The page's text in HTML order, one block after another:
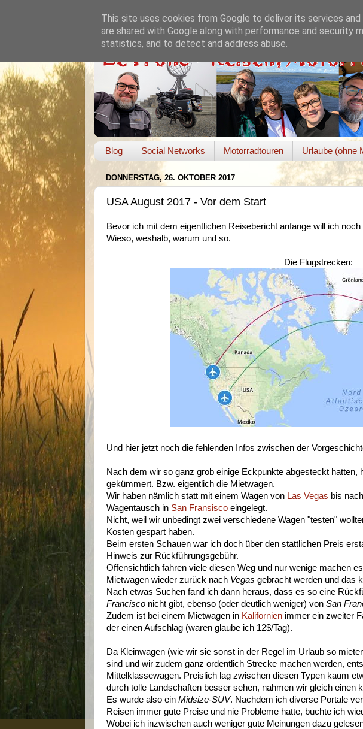
Blog Social Networks Motorradtouren Urlaube (ohne
DONNERSTAG, 26. OKTOBER 2017
USA August 2017 - Vor dem Start
Bevor ich mit dem eigentlichen Reisebericht anfange will ich
Wieso, weshalb, warum und so.
Die Flugstrecken:
Und hier jetzt noch die fehlenden Infos zwischen der
Nach dem wir so ganz grob einige Eckpunkte abgesteckt hatten,
gekümmert. Bzw. eigentlich die Mietwagen.
Wir haben nämlich statt mit einem Wagen von Las Vegas bis nach
Wagentausch in San Fransisco eingelegt.
Nicht, weil wir unbedingt zwei verschiedene Wagen "testen"
Kosten gespart haben.
Beim ersten Schauen war ich doch über den stattlichen Preis
Hinweis zur Rückführungsgebühr.
Offensichtlich fahren viele diesen Weg und nur wenige machen
Mietwagen wieder zurück nach Vegas gebracht werden und das
Nach etwas Suchen fand ich dann heraus, dass es so eine
Francisco nicht gibt, ebenso (oder deutlich weniger) von San
Zudem ist bei einem Mietwagen in Kalifornien immer ein zweiter
der einen Aufschlag (waren glaube ich 12$/Tag).
Da Kleinwagen (wie wir sie sonst in der Regel im Urlaub so
sind und wir zudem ganz ordentlich Strecke machen werden,
Mittelklassewagen. Preislich lag zwischen diesen Typen kaum
durch tolle Landschaften besser sehen, nahmen wir gleich einen
Es wurde also ein Midsize-SUV. Nachdem ich diverse Portale
Reisen immer gute Preise und nie Probleme hatte, buchte ich
Wobei ich inzwischen auch weniger gute Meinungen dazu
This site uses cookies from Google to deliver its services
are shared with Google along with performance and security
statistics, and to detect and address abuse.